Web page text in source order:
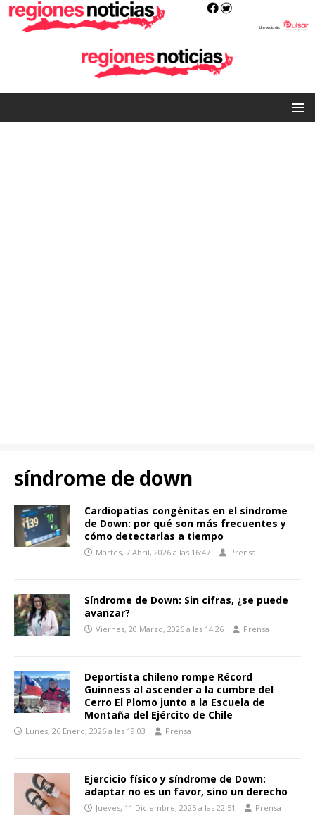
síndrome de down
Cardiopatías congénitas en el síndrome
de Down: por qué son más frecuentes y
cómo detectarlas a tiempo
Martes, 7 Abril, 2026 a las 16:47 Prensa
Síndrome de Down: Sin cifras, ¿se puede
avanzar?
Viernes, 20 Marzo, 2026 a las 14:26 Prensa
Deportista chileno rompe Récord
Guinness al ascender a la cumbre del
Cerro El Plomo junto a la Escuela de
Montaña del Ejército de Chile
Lunes, 26 Enero, 2026 a las 19:03 Prensa
Ejercicio físico y síndrome de Down:
adaptar no es un favor, sino un derecho
Jueves, 11 Diciembre, 2025 a las 22:51 Prensa